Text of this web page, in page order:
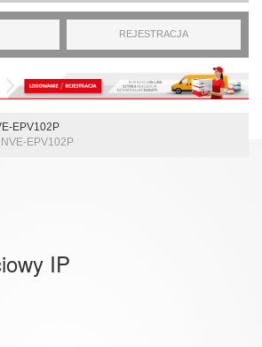
REJESTRACJA
EPV102P
EPV102P
IP